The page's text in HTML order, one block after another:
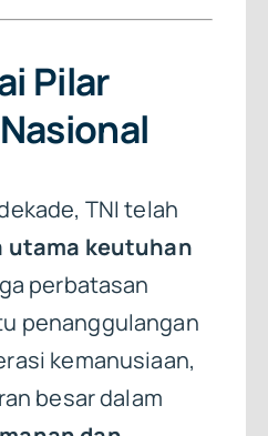
Pilar
TNI telah
utama keutuhan
perbatasan
penanggulangan
kemanusiaan,
besar dalam